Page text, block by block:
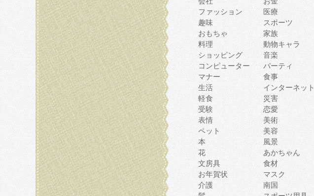
ファッション
医療
趣味
スポーツ
おもちゃ
家族
料理
動物キャラ
ショッピング
音楽
コンピューター
パーティ
マナー
食事
生活
インターネット
軽食
災害
受験
恋愛
表情
美術
ペット
美容
本
風景
花
あかちゃん
文房具
食材
お年賀状
マスク
介護
南国